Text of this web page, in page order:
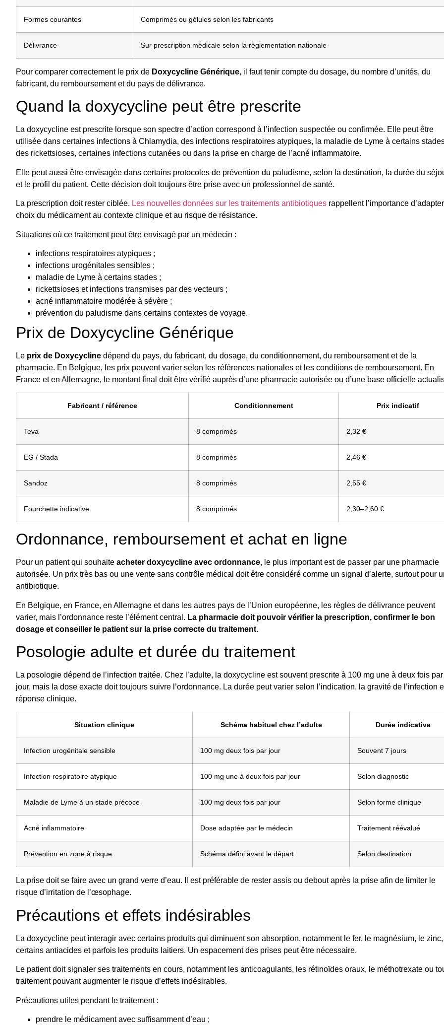
Formes courantes Comprimés ou gélules selon les fabricants
Délivrance Sur prescription médicale selon la réglementation nationale
Pour comparer correctement le prix de Doxycycline Générique, il faut tenir compte du dosage, du nombre d’unités, du
fabricant, du remboursement et du pays de délivrance.
Quand la doxycycline peut être prescrite
La doxycycline est prescrite lorsque son spectre d’action correspond à l’infection suspectée ou confirmée. Elle peut être
utilisée dans certaines infections à Chlamydia, des infections respiratoires atypiques, la maladie de Lyme à certains
des rickettsioses, certaines infections cutanées ou dans la prise en charge de l’acné inflammatoire.
Elle peut aussi être envisagée dans certains protocoles de prévention du paludisme, selon la destination, la durée du
et le profil du patient. Cette décision doit toujours être prise avec un professionnel de santé.
La prescription doit rester ciblée. Les nouvelles données sur les traitements antibiotiques rappellent l’importance
choix du médicament au contexte clinique et au risque de résistance.
Situations où ce traitement peut être envisagé par un médecin :
infections respiratoires atypiques ;
infections urogénitales sensibles ;
maladie de Lyme à certains stades ;
rickettsioses et infections transmises par des vecteurs ;
acné inflammatoire modérée à sévère ;
prévention du paludisme dans certains contextes de voyage.
Prix de Doxycycline Générique
Le prix de Doxycycline dépend du pays, du fabricant, du dosage, du conditionnement, du remboursement et de la
pharmacie. En Belgique, les prix peuvent varier selon les références nationales et les conditions de remboursement. En
France et en Allemagne, le montant final doit être vérifié auprès d’une pharmacie autorisée ou d’une base officielle
Fabricant / référence Conditionnement Prix indicatif
Teva 8 comprimés 2,32 €
EG / Stada 8 comprimés 2,46 €
Sandoz 8 comprimés 2,55 €
Fourchette indicative 8 comprimés 2,30–2,60 €
Ordonnance, remboursement et achat en ligne
Pour un patient qui souhaite acheter doxycycline avec ordonnance, le plus important est de passer par une pharmacie
autorisée. Un prix très bas ou une vente sans contrôle médical doit être considéré comme un signal d’alerte, surtout pour
antibiotique.
En Belgique, en France, en Allemagne et dans les autres pays de l’Union européenne, les règles de délivrance peuvent
varier, mais l’ordonnance reste l’élément central. La pharmacie doit pouvoir vérifier la prescription, confirmer le bon
dosage et conseiller le patient sur la prise correcte du traitement.
Posologie adulte et durée du traitement
La posologie dépend de l’infection traitée. Chez l’adulte, la doxycycline est souvent prescrite à 100 mg une à deux fois par
jour, mais la dose exacte doit toujours suivre l’ordonnance. La durée peut varier selon l’indication, la gravité de l’infection
réponse clinique.
Situation clinique Schéma habituel chez l’adulte Durée indicative
Infection urogénitale sensible 100 mg deux fois par jour Souvent 7 jours
Infection respiratoire atypique 100 mg une à deux fois par jour Selon diagnostic
Maladie de Lyme à un stade précoce 100 mg deux fois par jour Selon forme clinique
Acné inflammatoire Dose adaptée par le médecin Traitement réévalué
Prévention en zone à risque Schéma défini avant le départ Selon destination
La prise doit se faire avec un grand verre d’eau. Il est préférable de rester assis ou debout après la prise afin de limiter le
risque d’irritation de l’œsophage.
Précautions et effets indésirables
La doxycycline peut interagir avec certains produits qui diminuent son absorption, notamment le fer, le magnésium, le zinc,
certains antiacides et parfois les produits laitiers. Un espacement des prises peut être nécessaire.
Le patient doit signaler ses traitements en cours, notamment les anticoagulants, les rétinoïdes oraux, le méthotrexate ou
traitement pouvant augmenter le risque d’effets indésirables.
Précautions utiles pendant le traitement :
prendre le médicament avec suffisamment d’eau ;